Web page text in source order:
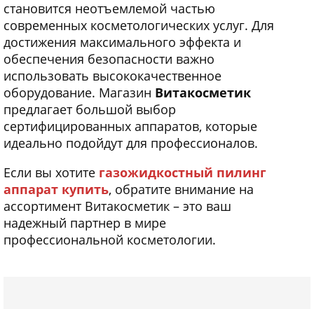
становится неотъемлемой частью
современных косметологических услуг. Для
достижения максимального эффекта и
обеспечения безопасности важно
использовать высококачественное
оборудование. Магазин Витакосметик
предлагает большой выбор
сертифицированных аппаратов, которые
идеально подойдут для профессионалов.
Если вы хотите газожидкостный пилинг
аппарат купить, обратите внимание на
ассортимент Витакосметик – это ваш
надежный партнер в мире
профессиональной косметологии.